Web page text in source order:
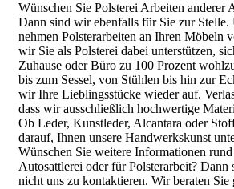
Wünschen Sie Polsterei Arbeiten anderer
Dann sind wir ebenfalls für Sie zur Stelle.
nehmen Polsterarbeiten an Ihren Möbeln
wir Sie als Polsterei dabei unterstützen,
Zuhause oder Büro zu 100 Prozent
bis zum Sessel, von Stühlen bis hin zur
wir Ihre Lieblingsstücke wieder auf.
dass wir ausschließlich hochwertige
Ob Leder, Kunstleder, Alcantara oder
darauf, Ihnen unsere Handwerkskunst
Wünschen Sie weitere Informationen
Autosattlerei oder für Polsterarbeit? Dann
nicht uns zu kontaktieren. Wir beraten Sie